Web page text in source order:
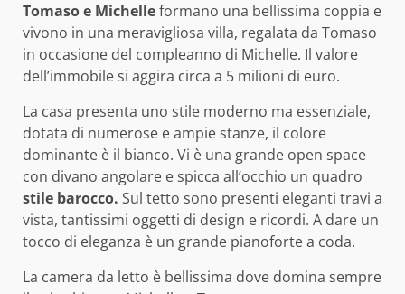
Tomaso e Michelleformano una bellissima coppia e
vivono in una meravigliosa villa, regalata da Tomaso
in occasione del compleanno di Michelle. Il valore
dell’immobile si aggira circa a 5 milioni di euro.
La casa presenta uno stile moderno ma essenziale,
dotata di numerose e ampie stanze, il colore
dominante è il bianco. Vi è una grande open space
con divano angolare e spicca all’occhio un quadro
stile barocco. Sul tetto sono presenti eleganti travi a
vista, tantissimi oggetti di design e ricordi. A dare un
tocco di eleganza è un grande pianoforte a coda.
La camera da letto è bellissima dove domina sempre